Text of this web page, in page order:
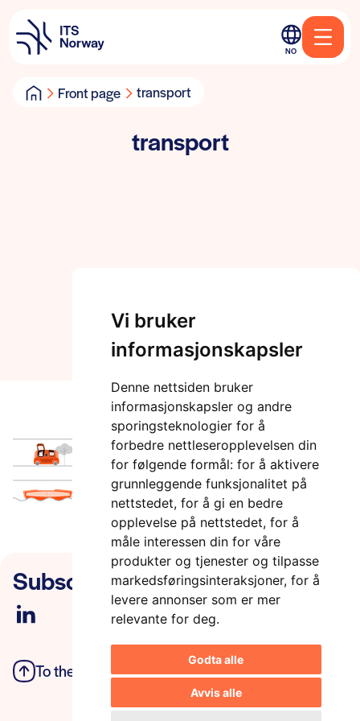
Vi bruker
informasjonskapsler
Denne nettsiden bruker
informasjonskapsler og andre
sporingsteknologier for å
forbedre nettleseropplevelsen din
for følgende formål: for å aktivere
grunnleggende funksjonalitet på
nettstedet, for å gi en bedre
opplevelse på nettstedet, for å
måle interessen din for våre
produkter og tjenester og tilpasse
markedsføringsinteraksjoner, for å
levere annonser som er mer
relevante for deg.
Godta alle
Avvis alle
NO
Front page transport
transport
Subscribe to our newsletter
To the top Privacy Policy